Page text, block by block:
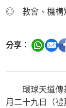
◎ 教會、機構
分享：
環球天道傳基
月二十九日（禮